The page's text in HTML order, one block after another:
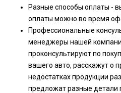
Разные способы оплаты -
оплаты можно во время
Профессиональные
менеджеры нашей
проконсультируют по
вашего авто, расскажут о
недостатках продукции
предложат разные